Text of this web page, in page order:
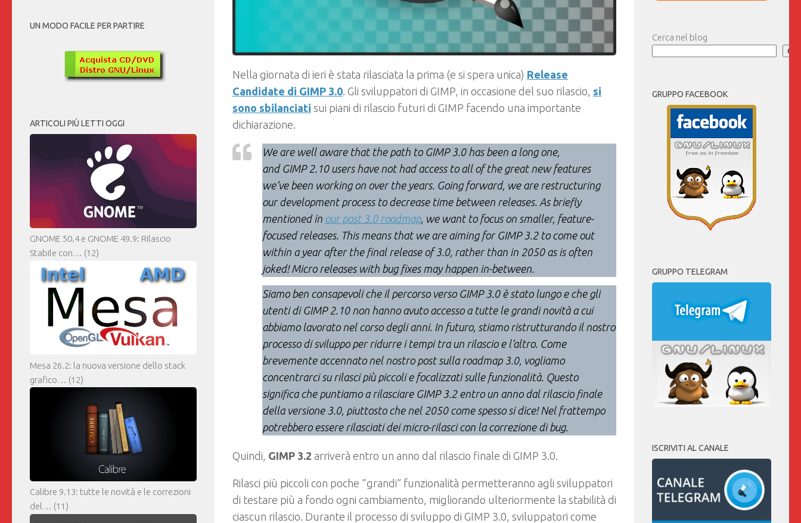
Nella giornata di ieri è stata rilasciata la prima (e si spera unica) Release
Candidate di GIMP 3.0. Gli sviluppatori di GIMP, in occasione del suo rilascio, si
sono sbilanciati sui piani di rilascio futuri di GIMP facendo una importante
dichiarazione.
We are well aware that the path to GIMP 3.0 has been a long one,
and GIMP 2.10 users have not had access to all of the great new features
we’ve been working on over the years. Going forward, we are restructuring
our development process to decrease time between releases. As briefly
mentioned in our post 3.0 roadmap, we want to focus on smaller, feature-
focused releases. This means that we are aiming for GIMP 3.2 to come out
within a year after the final release of 3.0, rather than in 2050 as is often
joked! Micro releases with bug fixes may happen in-between.
Siamo ben consapevoli che il percorso verso GIMP 3.0 è stato lungo e che gli
utenti di GIMP 2.10 non hanno avuto accesso a tutte le grandi novità a cui
abbiamo lavorato nel corso degli anni. In futuro, stiamo ristrutturando il nostro
processo di sviluppo per ridurre i tempi tra un rilascio e l’altro. Come
brevemente accennato nel nostro post sulla roadmap 3.0, vogliamo
concentrarci su rilasci più piccoli e focalizzati sulle funzionalità. Questo
significa che puntiamo a rilasciare GIMP 3.2 entro un anno dal rilascio finale
della versione 3.0, piuttosto che nel 2050 come spesso si dice! Nel frattempo
potrebbero essere rilasciati dei micro-rilasci con la correzione di bug.
Quindi, GIMP 3.2 arriverà entro un anno dal rilascio finale di GIMP 3.0.
Rilasci più piccoli con poche “grandi” funzionalità permetteranno agli sviluppatori
di testare più a fondo ogni cambiamento, migliorando ulteriormente la stabilità di
ciascun rilascio. Durante il processo di sviluppo di GIMP 3.0, sviluppatori come
UN MODO FACILE PER PARTIRE
ARTICOLI PIÙ LETTI OGGI
GNOME 50.4 e GNOME 49.9: Rilascio
Stabile con… (12)
Mesa 26.2: la nuova versione dello stack
grafico… (12)
Calibre 9.13: tutte le novità e le correzioni
del… (11)
Cerca nel blog
GRUPPO FACEBOOK
GRUPPO TELEGRAM
ISCRIVITI AL CANALE